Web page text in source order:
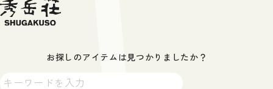
お探しのアイテムは見つかりましたか？